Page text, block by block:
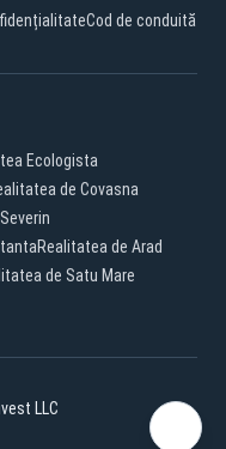
Cod de conduită
Ecologista
de Covasna
Realitatea de Arad
de Satu Mare
LLC